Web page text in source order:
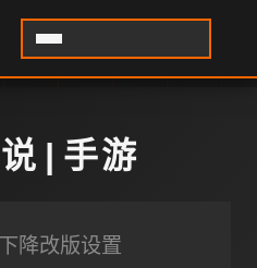
|手游
降改版设置